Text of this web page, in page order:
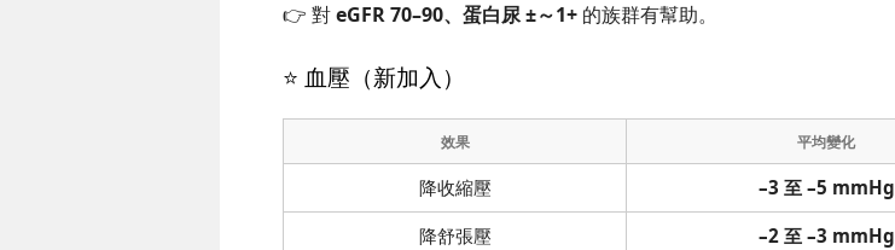
👉 對eGFR 70–90、蛋白尿 ±～1+ 的族群有幫助。
⭐ 血壓（新加入）
效果 平均變化
降收縮壓
–3 至 –5 mmHg
降舒張壓
–2 至 –3 mmHg